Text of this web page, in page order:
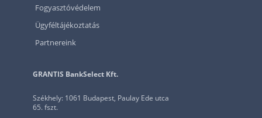
Fogyasztóvédelem
Ügyféltájékoztatás
Partnereink
GRANTIS BankSelect Kft.
Székhely: 1061 Budapest, Paulay Ede utca
65. fszt.